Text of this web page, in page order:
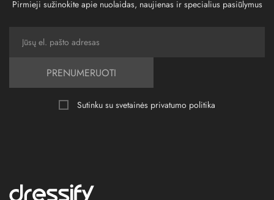
Pirmieji sužinokite apie nuolaidas, naujienas ir specialius pasiūlymus
PRENUMERUOTI
Sutinku su svetainės privatumo politika